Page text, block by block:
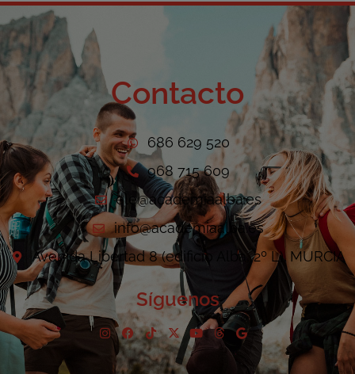
Contacto
686 629 520
968 715 609
ele@academiaalba.es
info@academiaalba.es
Avenida Libertad 8 (edificio Alba, 2º L). MURCIA
Síguenos